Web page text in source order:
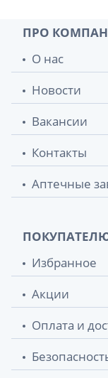
ПРО
О нас
Новости
Вакансии
Контакты
Аптечные
Избранное
Акции
Оплата и